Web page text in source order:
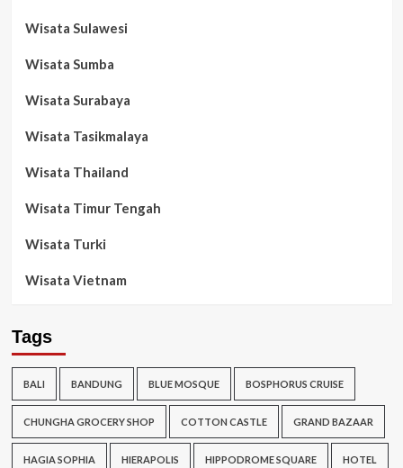
Wisata Sulawesi
Wisata Sumba
Wisata Surabaya
Wisata Tasikmalaya
Wisata Thailand
Wisata Timur Tengah
Wisata Turki
Wisata Vietnam
Tags
BALI BANDUNG BLUE MOSQUE BOSPHORUS CRUISE
CHUNGHA GROCERY SHOP COTTON CASTLE GRAND BAZAAR
HAGIA SOPHIA HIERAPOLIS HIPPODROME SQUARE HOTEL